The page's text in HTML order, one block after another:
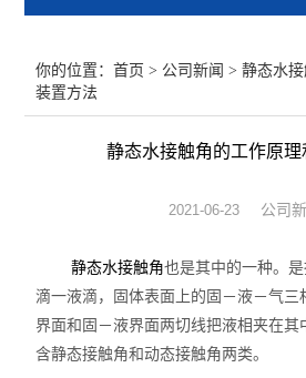
纳米粒度仪
膜厚仪
光谱部件及外设
差示/热重/差热/热分析
你的位置：首页 > 公司新闻 > 静态水
装置方法
静态水接触角的工作原
2021-06-23 公司
静态水接触角也是其中的一种。
滴一液滴，固体表面上的固－液－气三
界面和固－液界面两切线把液相夹在其
含静态接触角和动态接触角两类。